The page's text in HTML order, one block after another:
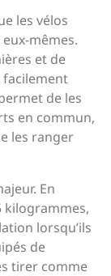
les vélos
mêmes.
et de
de les
en commun,
les ranger
En
kilogrammes,
lorsqu’ils
de
tirer comme